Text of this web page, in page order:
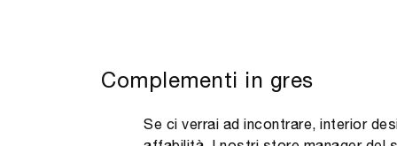
Complementi in gres
Se ci verrai ad incontrare, interior